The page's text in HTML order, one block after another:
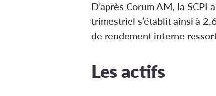
D’après Corum AM, la
trimestriel s’établit ainsi à
de rendement interne
Les actifs